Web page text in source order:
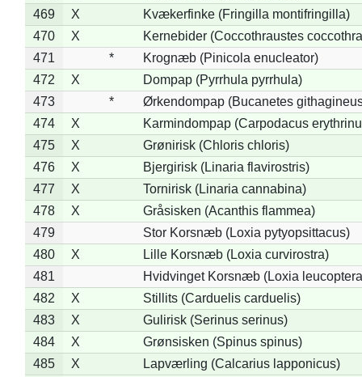
469
X
Kvækerfinke (Fringilla montifringilla)
470
X
Kernebider (Coccothraustes
471
*
Krognæb (Pinicola enucleator)
472
X
Dompap (Pyrrhula pyrrhula)
473
*
Ørkendompap (Bucanetes
474
X
Karmindompap (Carpodacus
475
X
Grønirisk (Chloris chloris)
476
X
Bjergirisk (Linaria flavirostris)
477
X
Tornirisk (Linaria cannabina)
478
X
Gråsisken (Acanthis flammea)
479
Stor Korsnæb (Loxia pytyopsittacus)
480
X
Lille Korsnæb (Loxia curvirostra)
481
Hvidvinget Korsnæb (Loxia
482
X
Stillits (Carduelis carduelis)
483
X
Gulirisk (Serinus serinus)
484
X
Grønsisken (Spinus spinus)
485
X
Lapværling (Calcarius lapponicus)